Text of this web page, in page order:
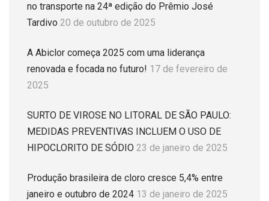
no transporte na 24ª edição do Prêmio José
Tardivo 20 de outubro de 2025
A Abiclor começa 2025 com uma liderança
renovada e focada no futuro! 17 de fevereiro de
2025
SURTO DE VIROSE NO LITORAL DE SÃO PAULO:
MEDIDAS PREVENTIVAS INCLUEM O USO DE
HIPOCLORITO DE SÓDIO 23 de janeiro de 2025
Produção brasileira de cloro cresce 5,4% entre
janeiro e outubro de 2024 13 de janeiro de 2025